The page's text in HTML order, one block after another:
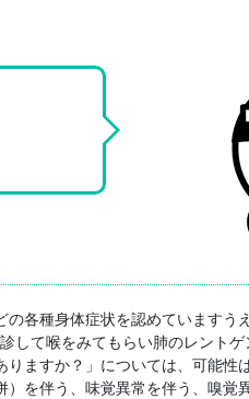
各種身体症状を認めていますう
して喉をみてもらい肺のレント
ますか？」については、可能性
を伴う、味覚異常を伴う、嗅覚